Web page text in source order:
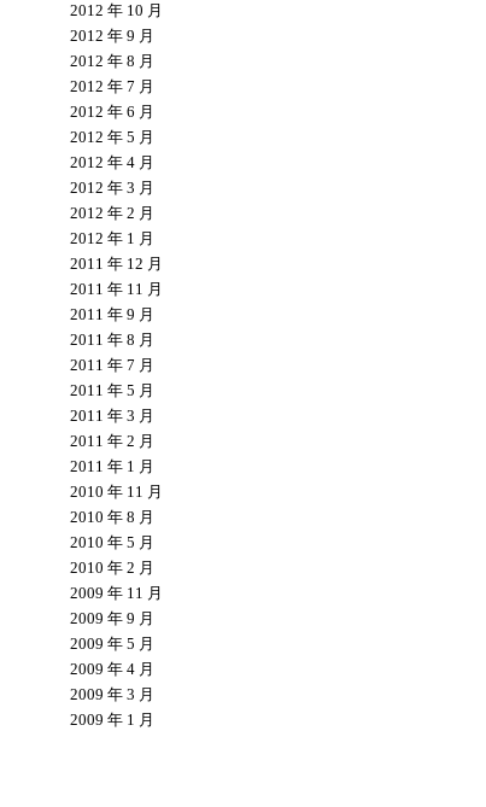
2012 年 10 月
2012 年 9 月
2012 年 8 月
2012 年 7 月
2012 年 6 月
2012 年 5 月
2012 年 4 月
2012 年 3 月
2012 年 2 月
2012 年 1 月
2011 年 12 月
2011 年 11 月
2011 年 9 月
2011 年 8 月
2011 年 7 月
2011 年 5 月
2011 年 3 月
2011 年 2 月
2011 年 1 月
2010 年 11 月
2010 年 8 月
2010 年 5 月
2010 年 2 月
2009 年 11 月
2009 年 9 月
2009 年 5 月
2009 年 4 月
2009 年 3 月
2009 年 1 月